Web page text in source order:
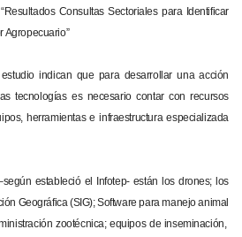
Consultas Sectoriales para Identificar
Agropecuario”
indican que para desarrollar una acción
tecnologías es necesario contar con recursos
herramientas e infraestructura especializada
estableció el Infotep- están los drones; los
Geográfica (SIG); Software para manejo animal
zootécnica; equipos de inseminación,